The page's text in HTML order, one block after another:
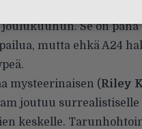
Se on paha
mutta ehkä A24
mysteerinaisen (Riley
joutuu
keskelle.